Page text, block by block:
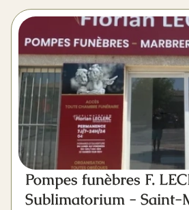
Pompes funèbres F.
Sublimatorium - Saint-